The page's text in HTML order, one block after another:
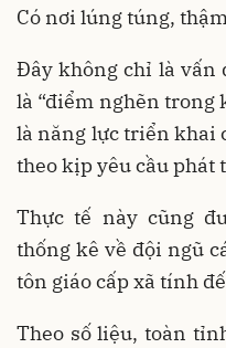
Có nơi lúng túng,
Đây không chỉ là vấn
là “điểm nghẽn trong
là năng lực triển khai
theo kịp yêu cầu phát
Thực tế này cũng
thống kê về đội ngũ
tôn giáo cấp xã tính
Theo số liệu, toàn